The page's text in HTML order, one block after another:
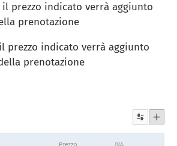
prezzo indicato verrà aggiunto
prenotazione
indicato verrà aggiunto
prenotazione